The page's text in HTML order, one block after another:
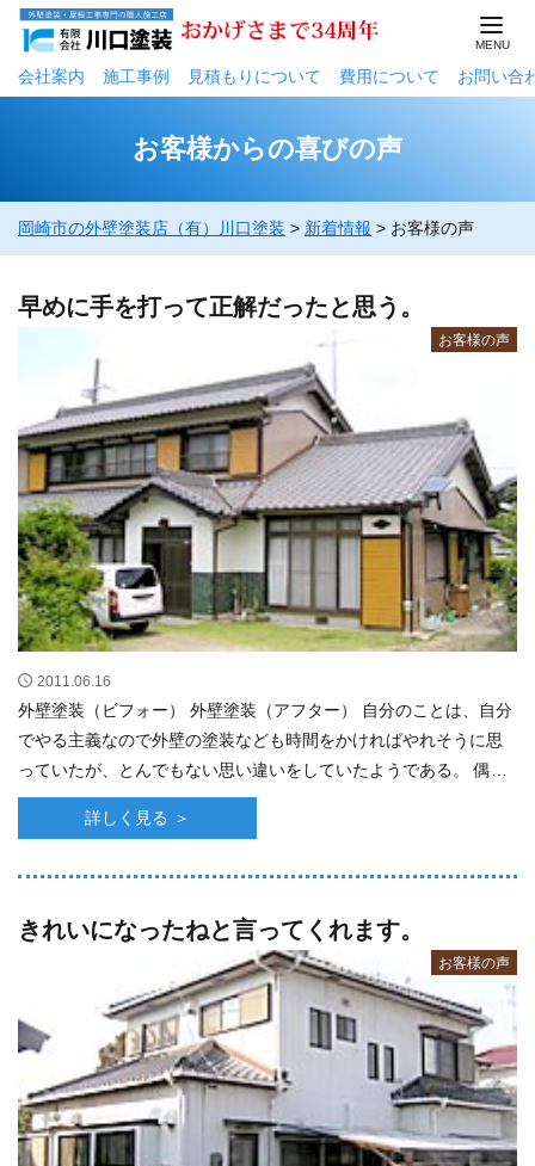
会社案内 施工事例 ⾒積もりについて 費用について お問い合
お客様からの喜びの声
岡崎市の外壁塗装店（有）川口塗装 > 新着情報 > お客様の声
早めに手を打って正解だったと思う。
お客様の声
2011.06.16
外壁塗装（ビフォー） 外壁塗装（アフター） 自分のことは、自分
でやる主義なので外壁の塗装なども時間をかければやれそうに思
っていたが、とんでもない思い違いをしていたようである。 偶然
にも、作業をしてもらうことになって、･･･
詳しく見る ＞
きれいになったねと言ってくれます。
お客様の声